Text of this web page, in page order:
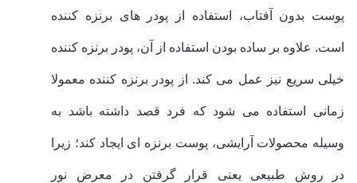
پوست بدون آفتاب، استفاده از پودر های برنزه کننده
است. علاوه بر ساده بودن استفاده از آن، پودر برنزه کننده
خیلی سریع نیز عمل می کند. از پودر برنزه کننده معمولا
زمانی استفاده می شود که فرد قصد داشته باشد به
وسیله محصولات آرایشی، پوست برنزه ای ایجاد کند؛ زیرا
در روش طبیعی یعنی قرار گرفتن در معرض نور